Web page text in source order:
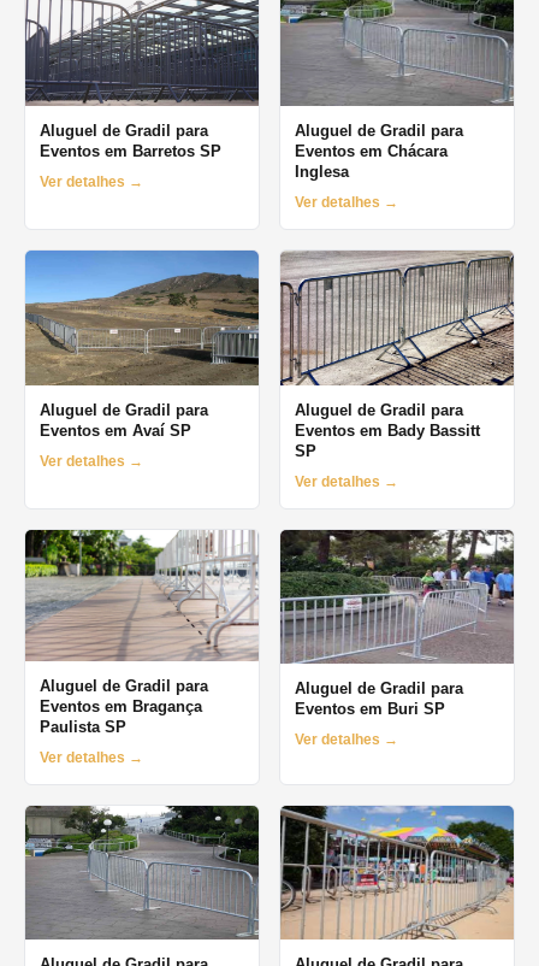
Aluguel de Gradil para
Eventos em Barretos SP
Ver detalhes →
Aluguel de Gradil para
Eventos em Chácara
Inglesa
Ver detalhes →
Aluguel de Gradil para
Eventos em Avaí SP
Ver detalhes →
Aluguel de Gradil para
Eventos em Bady Bassitt
SP
Ver detalhes →
Aluguel de Gradil para
Eventos em Bragança
Paulista SP
Ver detalhes →
Aluguel de Gradil para
Eventos em Buri SP
Ver detalhes →